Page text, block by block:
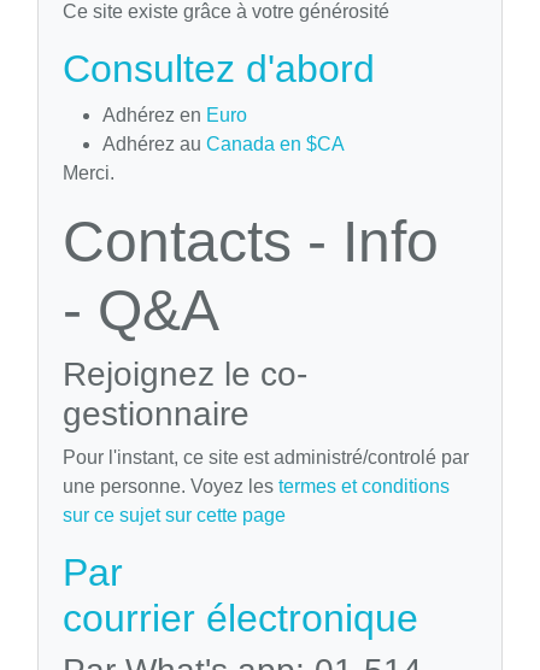
Ce site existe grâce à votre générosité
Consultez d'abord
Adhérez en Euro
Adhérez au Canada en $CA
Merci.
Contacts - Info
- Q&A
Rejoignez le co-
gestionnaire
Pour l'instant, ce site est administré/controlé par
une personne. Voyez les termes et conditions
sur ce sujet sur cette page
Par
courrier électronique